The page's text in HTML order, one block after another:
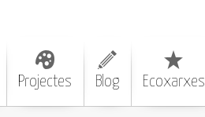
Projectes Blog Ecoxarxes